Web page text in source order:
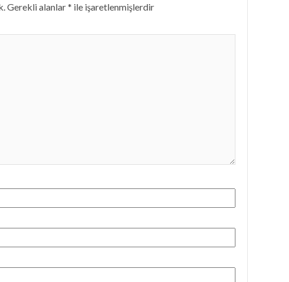
Gerekli alanlar* ile işaretlenmişlerdir